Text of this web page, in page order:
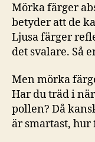
Mörka färger
betyder att de
Ljusa färger
det svalare. Så
Men mörka
Har du träd i
pollen? Då
är smartast,